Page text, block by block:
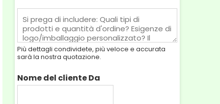
à
d
'
r
o
r
i
a
M
s
a
g
i
Più dettagli condividete, più veloce e accurata
sarà la nostra quotazione.
Nome del cliente Da